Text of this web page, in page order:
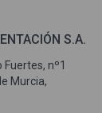
S.A.
nº1
Murcia,